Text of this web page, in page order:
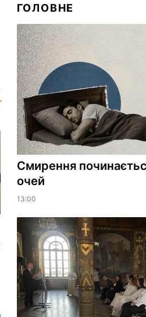
ГОЛОВНЕ
Смирення
очей
13:00